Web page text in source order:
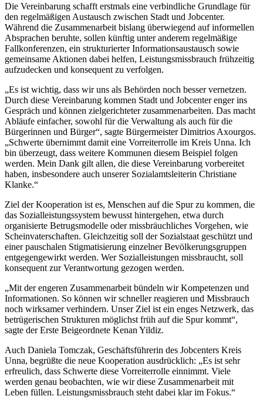
Die Vereinbarung schafft erstmals eine verbindliche Grundlage für
den regelmäßigen Austausch zwischen Stadt und Jobcenter.
Während die Zusammenarbeit bislang überwiegend auf informellen
Absprachen beruhte, sollen künftig unter anderem regelmäßige
Fallkonferenzen, ein strukturierter Informationsaustausch sowie
gemeinsame Aktionen dabei helfen, Leistungsmissbrauch frühzeitig
aufzudecken und konsequent zu verfolgen.
„Es ist wichtig, dass wir uns als Behörden noch besser vernetzen.
Durch diese Vereinbarung kommen Stadt und Jobcenter enger ins
Gespräch und können zielgerichteter zusammenarbeiten. Das macht
Abläufe einfacher, sowohl für die Verwaltung als auch für die
Bürgerinnen und Bürger“, sagte Bürgermeister Dimitrios Axourgos.
„Schwerte übernimmt damit eine Vorreiterrolle im Kreis Unna. Ich
bin überzeugt, dass weitere Kommunen diesem Beispiel folgen
werden. Mein Dank gilt allen, die diese Vereinbarung vorbereitet
haben, insbesondere auch unserer Sozialamtsleiterin Christiane
Klanke.“
Ziel der Kooperation ist es, Menschen auf die Spur zu kommen, die
das Sozialleistungssystem bewusst hintergehen, etwa durch
organisierte Betrugsmodelle oder missbräuchliches Vorgehen, wie
Scheinvaterschaften. Gleichzeitig soll der Sozialstaat geschützt und
einer pauschalen Stigmatisierung einzelner Bevölkerungsgruppen
entgegengewirkt werden. Wer Sozialleistungen missbraucht, soll
konsequent zur Verantwortung gezogen werden.
„Mit der engeren Zusammenarbeit bündeln wir Kompetenzen und
Informationen. So können wir schneller reagieren und Missbrauch
noch wirksamer verhindern. Unser Ziel ist ein enges Netzwerk, das
betrügerischen Strukturen möglichst früh auf die Spur kommt“,
sagte der Erste Beigeordnete Kenan Yildiz.
Auch Daniela Tomczak, Geschäftsführerin des Jobcenters Kreis
Unna, begrüßte die neue Kooperation ausdrücklich: „Es ist sehr
erfreulich, dass Schwerte diese Vorreiterrolle einnimmt. Viele
werden genau beobachten, wie wir diese Zusammenarbeit mit
Leben füllen. Leistungsmissbrauch steht dabei klar im Fokus.“